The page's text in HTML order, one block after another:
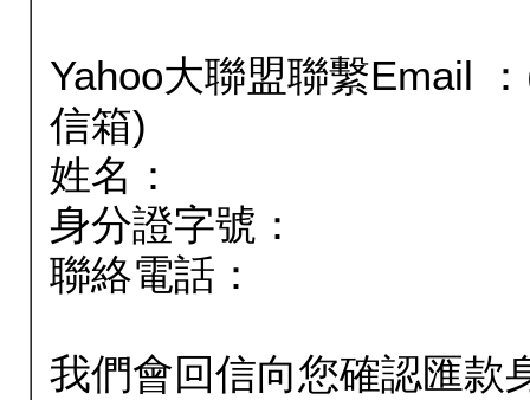
Yahoo大聯盟聯繫Email
信箱)
姓名：
身分證字號：
聯絡電話：
我們會回信向您確認匯款